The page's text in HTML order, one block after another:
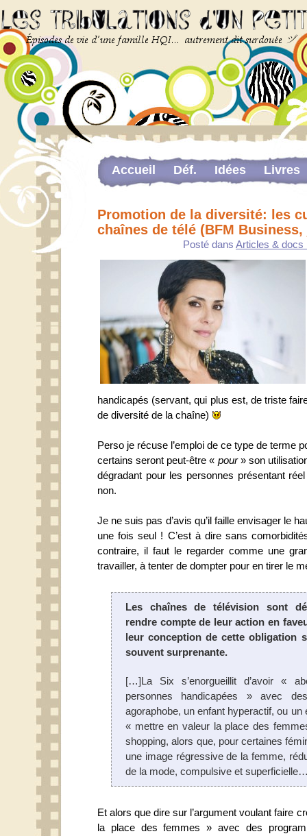
Accueil Déf. Idées
Livres
The last…
Web-congrès portant sur la
Promotion de la diversité: les
chaînes de télé (BFM Business,
Posté dans Articles & docs
handicapés (servant, qui plus est, de triste
de diversité de la chaîne)
Perso je récuse l’emploi de ce type de terme
certains seront peut-être « pour» son
dégradant pour les personnes présentant
non.
Je ne suis pas d’avis qu’il faille envisager le
une fois seul ! C’est à dire sans
contraire, il faut le regarder comme une
travailler, à tenter de dompter pour en tirer le
Les chaînes de télévision sont
rendre compte de leur action en
leur conception de cette obligation
souvent surprenante.
[…]La Six s’enorgueillit d’avoir «
personnes handicapées » avec
agoraphobe, un enfant hyperactif, ou
« mettre en valeur la place des
shopping, alors que, pour certaines
une image régressive de la femme,
de la mode, compulsive et
Et alors que dire sur l’argument voulant faire
la place des femmes » avec des